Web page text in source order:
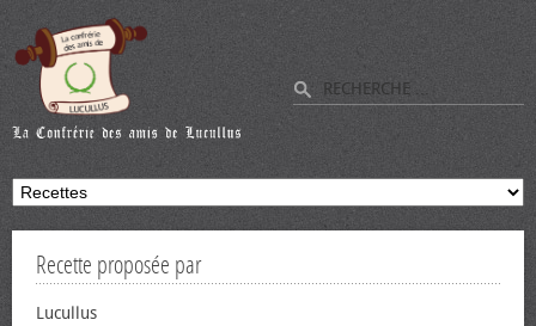
Recette proposée par
Lucullus